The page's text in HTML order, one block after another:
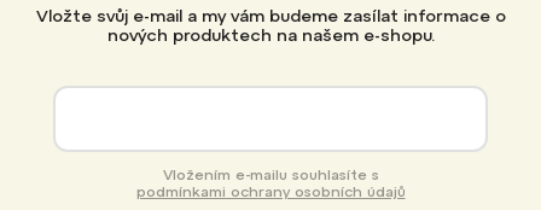
Vložte svůj e-mail a my vám budeme zasílat informace o
nových produktech na našem e-shopu.
podmínkami ochrany osobních údajů